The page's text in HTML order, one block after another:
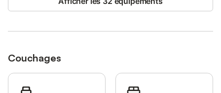
Couchages